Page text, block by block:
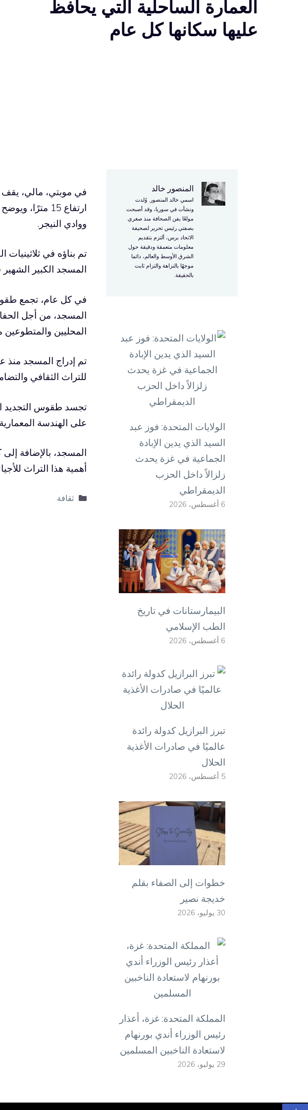
العمارة الساحلية التي يحافظ
عليها سكانها كل عام
في موبتي، مالي،
ارتفاع 15
ووادي النيجر.
تم بناؤه في
المسجد الكبير الشهير في
في كل عام، تجمع
المسجد، من أجل
المحليين والمتطوعين
للتراث الثقافي
تجسد طقوس التجديد
على الهندسة
المسجد، بالإضافة إلى
أهمية هذا التراث
التصنيفات
ثقافة
المنصور خالد
اسمي خالد المنصور. وُلدت
ونشأت في سوريا، وقد أصبحت
مولعًا بفن الصحافة منذ صغري.
بصفتي رئيس تحرير لصحيفة
الاتحاد برس، ألتزم بتقديم
معلومات متعمقة ودقيقة حول
الشرق الأوسط والعالم، دائما
موجهًا بالنزاهة والتزام ثابت
بالحقيقة.
الولايات المتحدة: فوز عبد
السيد الذي يدين الإبادة
الجماعية في غزة يحدث
زلزالاً داخل الحزب
الديمقراطي
6 أغسطس، 2026
البيمارستانات في تاريخ
الطب الإسلامي
6 أغسطس، 2026
تبرز البرازيل كدولة رائدة
عالميًا في صادرات الأغذية
الحلال
5 أغسطس، 2026
خطوات إلى الصفاء بقلم
خديجة نصير
30 يوليو، 2026
المملكة المتحدة: غزة، أعذار
رئيس الوزراء أندي بورنهام
لاستعادة الناخبين المسلمين
29 يوليو، 2026